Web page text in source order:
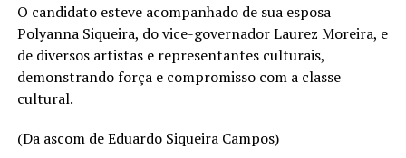
O candidato esteve acompanhado de sua esposa
Polyanna Siqueira, do vice-governador Laurez Moreira, e
de diversos artistas e representantes culturais,
demonstrando força e compromisso com a classe
cultural.
(Da ascom de Eduardo Siqueira Campos)